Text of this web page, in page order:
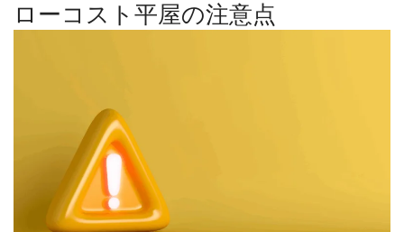
ローコスト平屋の注意点